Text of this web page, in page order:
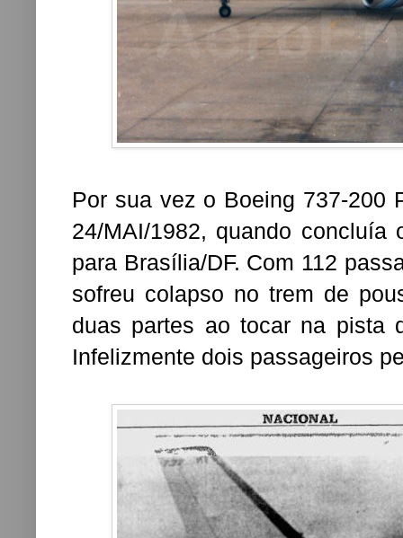
Por sua vez o Boeing 737-200
24/MAI/1982, quando
para Brasília/DF. Com 112
sofreu colapso no trem de
duas partes ao tocar na pista
Infelizmente dois passageiros